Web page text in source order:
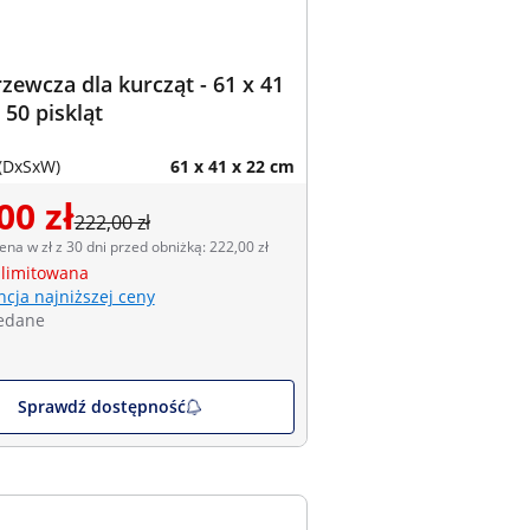
dla kurcząt - 61 x 41
piskląt
61 x 41 x 22 cm
zł222,00 zł
w zł z 30 dni przed obniżką: 222,00 zł
najniższej ceny
Sprawdź dostępność